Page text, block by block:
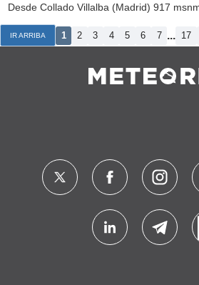
Desde Collado Villalba (Madrid) 917
IR ARRIBA 1 2 3 4 5 6 7 ... 17